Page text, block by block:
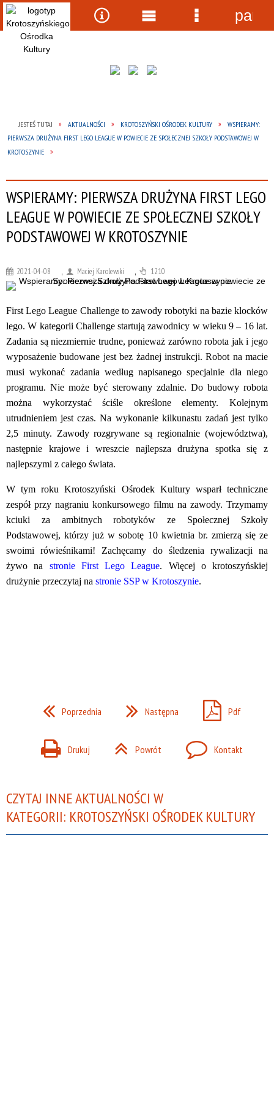
JESTEŚ TUTAJ AKTUALNOŚCI KROTOSZYŃSKI OŚRODEK KULTURY
WSPIERAMY:
PIERWSZA DRUŻYNA FIRST LEGO LEAGUE W POWIECIE ZE SPOŁECZNEJ SZKOŁY PODSTAWOWEJ W
KROTOSZYNIE
WSPIERAMY: PIERWSZA DRUŻYNA FIRST LEGO
LEAGUE W POWIECIE ZE SPOŁECZNEJ SZKOŁY
PODSTAWOWEJ W KROTOSZYNIE
2021-04-08 Maciej Karolewski 1210
First Lego League Challenge to zawody robotyki na bazie klocków
lego. W kategorii Challenge startują zawodnicy w wieku 9 – 16 lat.
Zadania są niezmiernie trudne, ponieważ zarówno robota jak i jego
wyposażenie budowane jest bez żadnej instrukcji. Robot na macie
musi wykonać zadania według napisanego specjalnie dla niego
programu. Nie może być sterowany zdalnie. Do budowy robota
można wykorzystać ściśle określone elementy. Kolejnym
utrudnieniem jest czas. Na wykonanie kilkunastu zadań jest tylko
2,5 minuty. Zawody rozgrywane są regionalnie (województwa),
następnie krajowe i wreszcie najlepsza drużyna spotka się z
najlepszymi z całego świata.
W tym roku Krotoszyński Ośrodek Kultury wsparł techniczne
zespół przy nagraniu konkursowego filmu na zawody. Trzymamy
kciuki za ambitnych robotyków ze Społecznej Szkoły
Podstawowej, którzy już w sobotę 10 kwietnia br. zmierzą się ze
swoimi rówieśnikami! Zachęcamy do śledzenia rywalizacji na
żywo na stronie First Lego League. Więcej o krotoszyńskiej
drużynie przeczytaj na stronie SSP w Krotoszynie.
Poprzednia Następna Pdf
Drukuj Powrót Kontakt
CZYTAJ INNE AKTUALNOŚCI W
KATEGORII: KROTOSZYŃSKI OŚRODEK KULTURY
Wyszukiwarka
Narzędzia
Menu Menu
panel